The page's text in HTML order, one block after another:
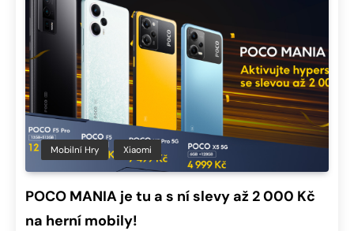
Mobilní Hry Xiaomi
POCO MANIA je tu a s ní slevy až 2 000 Kč
na herní mobily!